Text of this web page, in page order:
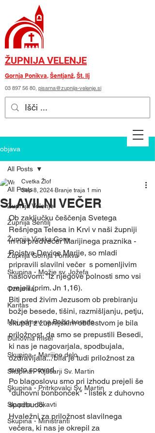
ŽUPNIJA VELENJE
Gornja Ponikva, Šentjanž, Št. Ilj
03 897 56 80, pisarna@zupnija-velenje.si
objava
All Posts
Župnija Velenje
Župnija Šentilj
Župnija Vinska Gora
Župnija Gornja Ponikva
Skupina - Možje sv. Jožefa
Oznanila
Karitas
Moj odmev na Božjo besedo
Duhovna misel
Skupina - Marijino delo
Skupina - Ključarji Sv. Martin
Skupina - Pritrkovalci Sv. Martin
Skupina - Skavti
Skupina - Ministranti
All Posts
SLAVILNI VEČER
Cvetka Žlof
Sep 8, 2024 Branje traja 1 min
Ob zaključku češčenja Svetega
Rešnjega Telesa in Krvi v naši župniji
in na predvečer Marijinega praznika -
Rojstva Device Marije, so mladi
pripravili slavilni večer  s pomenljivim
naslovom: "Iz njegove polnosti smo vsi
prejeli (prim. Jn 1,16).
Biti pred živim Jezusom ob prebiranju
božje besede, tišini, razmišljanju, petju,
skupaj z župnijskim občestvom je bila
priložnost, da smo se prepustili Besedi,
ki nas je nagovarjala, spodbujala,
ozdravljala... bila je tudi priložnost za
sveto spoved.
Po blagoslovu smo pri izhodu prejeli še
"duhovni bonbonček" - listek z duhovno
spodbudo.
Hvaležni za priložnost slavilnega
večera, ki nas je okrepil za